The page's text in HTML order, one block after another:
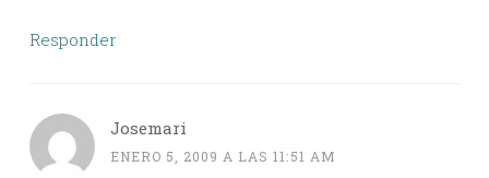
Responder
Josemari
ENERO 5, 2009 A LAS 11:51 AM